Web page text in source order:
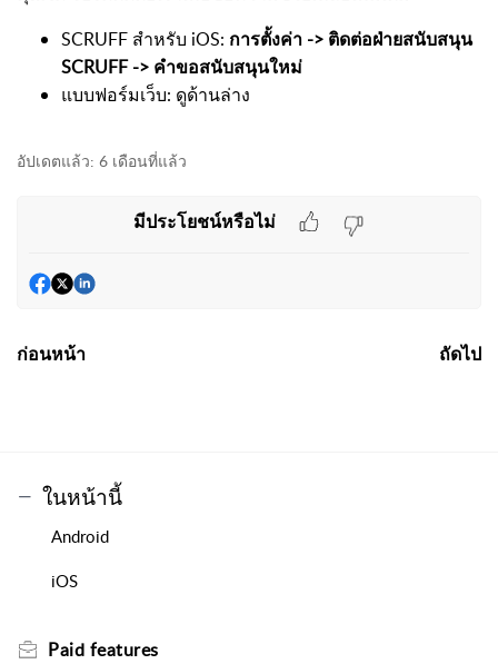
SCRUFF สำหรับ iOS: การตั้งค่า -> ติดต่อฝ่ายสนับสนุน
SCRUFF -> คำขอสนับสนุนใหม่
แบบฟอร์มเว็บ: ดูด้านล่าง
อัปเดตแล้ว: 6 เดือนที่แล้ว
มีประโยชน์หรือไม่
ก่อนหน้า ถัดไป
ในหน้านี้
Android
iOS
Paid features